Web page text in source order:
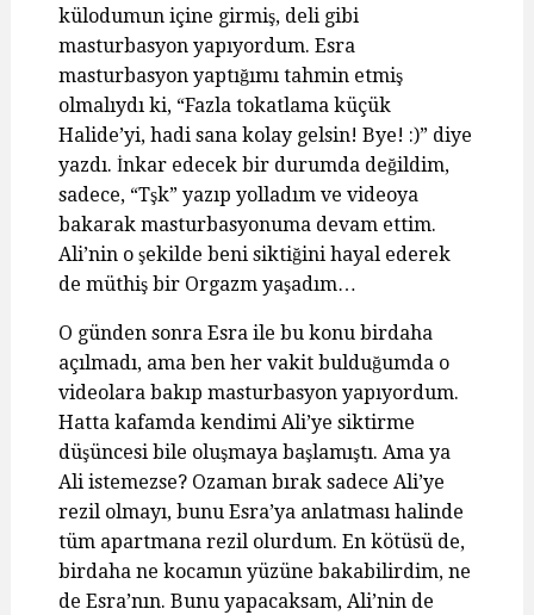
külodumun içine girmiş, deli gibi
masturbasyon yapıyordum. Esra
masturbasyon yaptığımı tahmin etmiş
olmalıydı ki, “Fazla tokatlama küçük
Halide’yi, hadi sana kolay gelsin! Bye! :)” diye
yazdı. İnkar edecek bir durumda değildim,
sadece, “Tşk” yazıp yolladım ve videoya
bakarak masturbasyonuma devam ettim.
Ali’nin o şekilde beni siktiğini hayal ederek
de müthiş bir Orgazm yaşadım…
O günden sonra Esra ile bu konu birdaha
açılmadı, ama ben her vakit bulduğumda o
videolara bakıp masturbasyon yapıyordum.
Hatta kafamda kendimi Ali’ye siktirme
düşüncesi bile oluşmaya başlamıştı. Ama ya
Ali istemezse? Ozaman bırak sadece Ali’ye
rezil olmayı, bunu Esra’ya anlatması halinde
tüm apartmana rezil olurdum. En kötüsü de,
birdaha ne kocamın yüzüne bakabilirdim, ne
de Esra’nın. Bunu yapacaksam, Ali’nin de